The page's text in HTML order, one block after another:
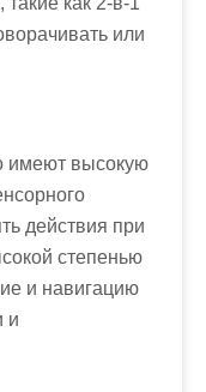
или
имеют высокую
действия при
степенью
и навигацию
и